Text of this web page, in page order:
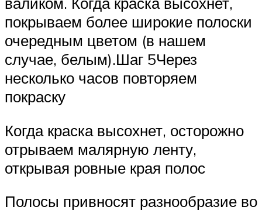
покрываем более широкие полоски
очередным цветом (в нашем
случае, белым).Шаг 5Через
несколько часов повторяем
покраску
Когда краска высохнет, осторожно
отрываем малярную ленту,
открывая ровные края полос
Полосы привносят разнообразие во